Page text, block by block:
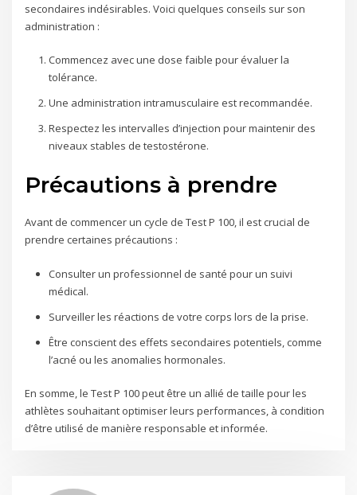
secondaires indésirables. Voici quelques conseils sur son
administration :
Commencez avec une dose faible pour évaluer la
tolérance.
Une administration intramusculaire est recommandée.
Respectez les intervalles d’injection pour maintenir des
niveaux stables de testostérone.
Précautions à prendre
Avant de commencer un cycle de Test P 100, il est crucial de
prendre certaines précautions :
Consulter un professionnel de santé pour un suivi
médical.
Surveiller les réactions de votre corps lors de la prise.
Être conscient des effets secondaires potentiels, comme
l’acné ou les anomalies hormonales.
En somme, le Test P 100 peut être un allié de taille pour les
athlètes souhaitant optimiser leurs performances, à condition
d’être utilisé de manière responsable et informée.